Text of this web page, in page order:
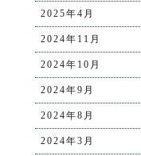
2025年4月
2024年11月
2024年10月
2024年9月
2024年8月
2024年3月